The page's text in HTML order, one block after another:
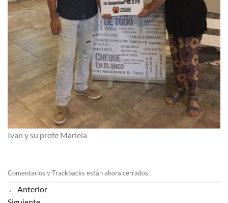
Ivan y su profe Mariela
Comentarios y Trackbacks están ahora cerrados.
← Anterior